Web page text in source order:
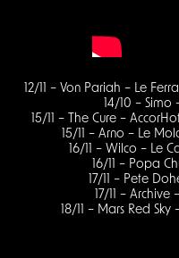
12/11 – Von Pariah – Le
14/10 –
15/11 – The Cure –
15/11 – Arno – Le
16/11 – Wilco – Le
16/11 – Popa
17/11 – Pete
17/11 –
18/11 – Mars Red